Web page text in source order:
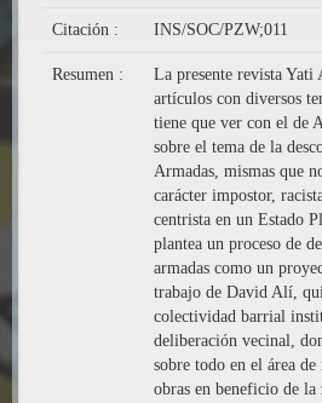
Citación : INS/SOC/PZW;011
Resumen :
La presente revista Yati
artículos con diversos
tiene que ver con el de
sobre el tema de la
Armadas, mismas que
carácter impostor,
centrista en un Estado
plantea un proceso de
armadas como un
trabajo de David Alí,
colectividad barrial
deliberación vecinal,
sobre todo en el área
obras en beneficio de la